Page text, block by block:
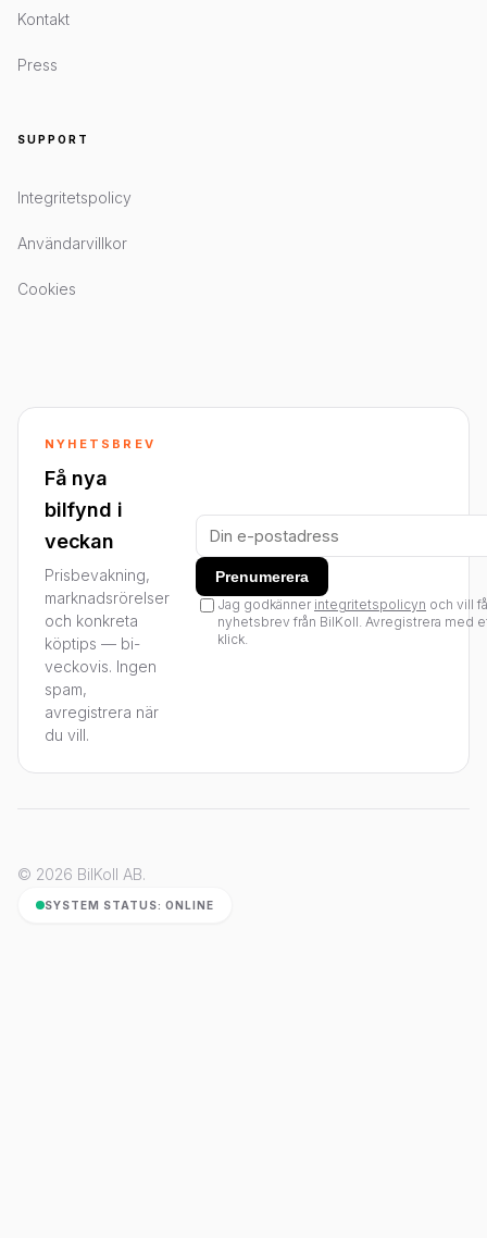
Kontakt
Press
SUPPORT
Integritetspolicy
Användarvillkor
Cookies
NYHETSBREV
Få nya
bilfynd i
veckan
Prisbevakning,
marknadsrörelser
och konkreta
köptips — bi-
veckovis. Ingen
spam,
avregistrera när
du vill.
Prenumerera
Jag godkänner integritetspolicyn och vill få
nyhetsbrev från BilKoll. Avregistrera med
klick.
© 2026 BilKoll AB.
SYSTEM STATUS: ONLINE